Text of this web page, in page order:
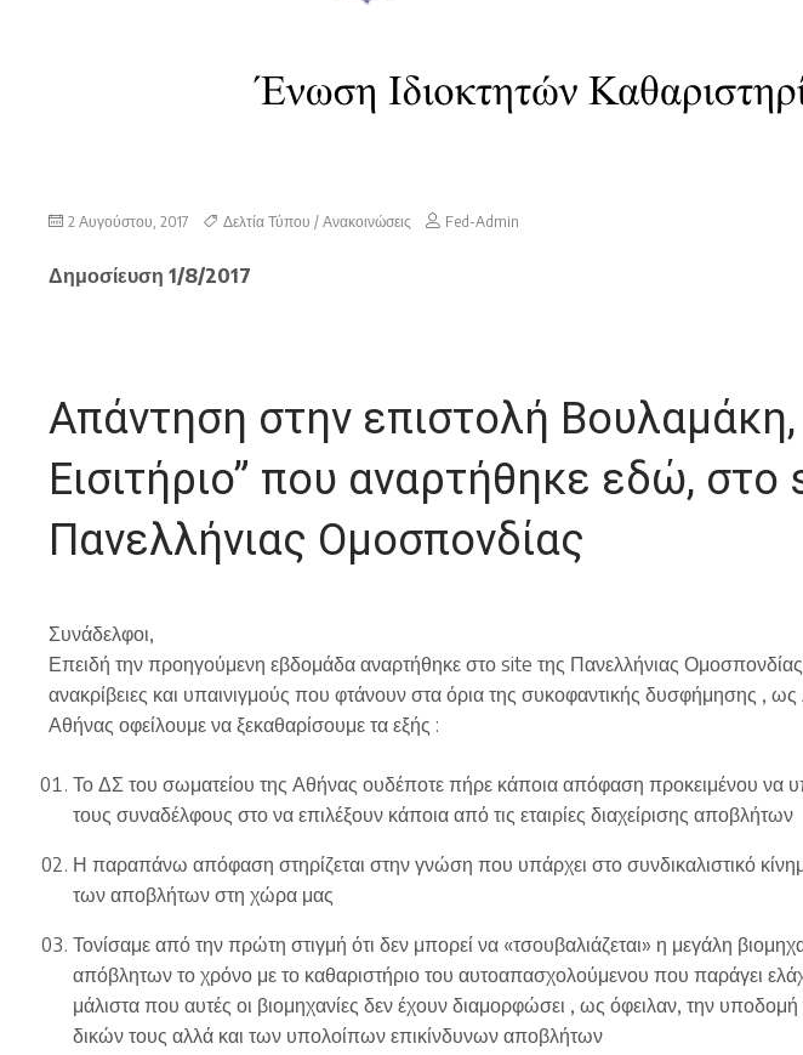
2 Αυγούστου, 2017 Δελτία Τύπου / Ανακοινώσεις Fed-Admin
Δημοσίευση 1/8/2017
Απάντηση στην επιστολή Βουλαμάκη,
Εισιτήριο” που αναρτήθηκε εδώ, στο
Πανελλήνιας Ομοσπονδίας
Συνάδελφοι,
Επειδή την προηγούμενη εβδομάδα αναρτήθηκε στο site της Πανελλήνιας Ομοσπονδίας
ανακρίβειες και υπαινιγμούς που φτάνουν στα όρια της συκοφαντικής δυσφήμησης ,
Αθήνας οφείλουμε να ξεκαθαρίσουμε τα εξής :
Το ΔΣ του σωματείου της Αθήνας ουδέποτε πήρε κάποια απόφαση προκειμένου να
τους συναδέλφους στο να επιλέξουν κάποια από τις εταιρίες διαχείρισης αποβλήτων
Η παραπάνω απόφαση στηρίζεται στην γνώση που υπάρχει στο συνδικαλιστικό
των αποβλήτων στη χώρα μας
Τονίσαμε από την πρώτη στιγμή ότι δεν μπορεί να «τσουβαλιάζεται» η μεγάλη
απόβλητων το χρόνο με το καθαριστήριο του αυτοαπασχολούμενου που παράγει
μάλιστα που αυτές οι βιομηχανίες δεν έχουν διαμορφώσει , ως όφειλαν, την υποδομή
δικών τους αλλά και των υπολοίπων επικίνδυνων αποβλήτων